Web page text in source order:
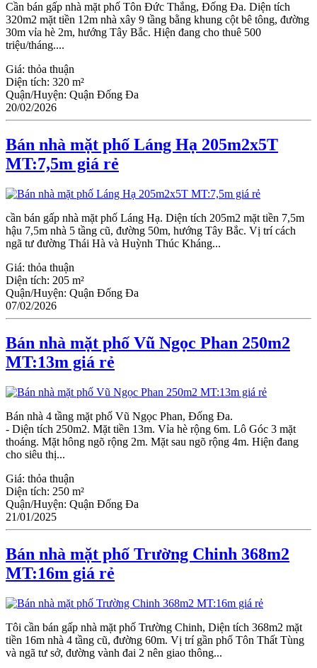
Cần bán gấp nhà mặt phố Tôn Đức Thắng, Đống Đa. Diện tích
320m2 mặt tiền 12m nhà xây 9 tầng bằng khung cột bê tông, đường
30m vỉa hè 2m, hướng Tây Bắc. Hiện đang cho thuê 500
triệu/tháng....
Giá: thỏa thuận
Diện tích: 320 m²
Quận/Huyện: Quận Đống Đa
20/02/2026
Bán nhà mặt phố Láng Hạ 205m2x5T
MT:7,5m giá rẻ
cần bán gấp nhà mặt phố Láng Hạ. Diện tích 205m2 mặt tiền 7,5m
hậu 7,5m nhà 5 tầng cũ, đường 50m, hướng Tây Bắc. Vị trí cách
ngã tư đường Thái Hà và Huỳnh Thúc Kháng...
Giá: thỏa thuận
Diện tích: 205 m²
Quận/Huyện: Quận Đống Đa
07/02/2026
Bán nhà mặt phố Vũ Ngọc Phan 250m2
MT:13m giá rẻ
Bán nhà 4 tầng mặt phố Vũ Ngọc Phan, Đống Đa.
- Diện tích 250m2. Mặt tiền 13m. Vỉa hè rộng 6m. Lô Góc 3 mặt
thoáng. Mặt hông ngõ rộng 2m. Mặt sau ngõ rộng 4m. Hiện đang
cho siêu thị...
Giá: thỏa thuận
Diện tích: 250 m²
Quận/Huyện: Quận Đống Đa
21/01/2025
Bán nhà mặt phố Trường Chinh 368m2
MT:16m giá rẻ
Tôi cần bán gấp nhà mặt phố Trường Chinh, Diện tích 368m2 mặt
tiền 16m nhà 4 tầng cũ, đường 60m. Vị trí gần phố Tôn Thất Tùng
và ngã tư sở, đường vành đai 2 nên giao thông...